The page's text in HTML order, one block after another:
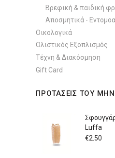
Βρεφική & παιδική
Αποσμητικά -
Οικολογικά
Ολιστικός Εξοπλισμός
Τέχνη & Διακόσμηση
Gift Card
ΠΡΟΤΑΣΕΙΣ ΤΟΥ
Luffa
€2.50